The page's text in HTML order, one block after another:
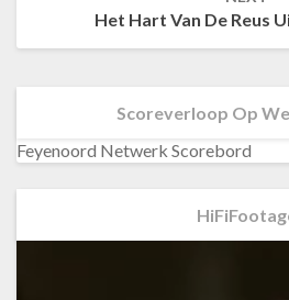
Het Hart Van De Reus
Scoreverloop Op
Feyenoord Netwerk Scorebord